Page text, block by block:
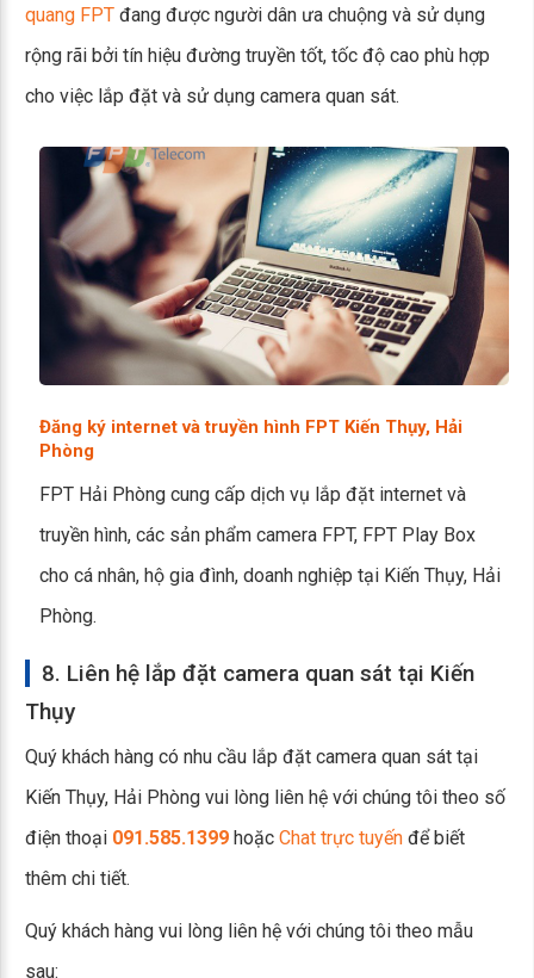
quang FPT đang được người dân ưa chuộng và sử dụng
rộng rãi bởi tín hiệu đường truyền tốt, tốc độ cao phù hợp
cho việc lắp đặt và sử dụng camera quan sát.
Đăng ký internet và truyền hình FPT Kiến Thụy, Hải
Phòng
FPT Hải Phòng cung cấp dịch vụ lắp đặt internet và
truyền hình, các sản phẩm camera FPT, FPT Play Box
cho cá nhân, hộ gia đình, doanh nghiệp tại Kiến Thụy, Hải
Phòng.
8. Liên hệ lắp đặt camera quan sát tại Kiến
Thụy
Quý khách hàng có nhu cầu lắp đặt camera quan sát tại
Kiến Thụy, Hải Phòng vui lòng liên hệ với chúng tôi theo số
điện thoại 091.585.1399 hoặc Chat trực tuyến để biết
thêm chi tiết.
Quý khách hàng vui lòng liên hệ với chúng tôi theo mẫu
sau: